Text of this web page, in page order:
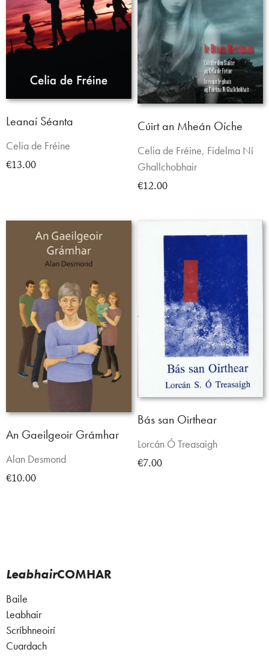
Leanaí Séanta
Celia de Fréine
€13.00
Cúirt an Mheán Oíche
Celia de Fréine, Fidelma Ní
Ghallchobhair
€12.00
An Gaeilgeoir Grámhar
Alan Desmond
€10.00
Bás san Oirthear
Lorcán Ó Treasaigh
€7.00
LeabhairCOMHAR
Baile
Leabhair
Scríbhneoirí
Cuardach